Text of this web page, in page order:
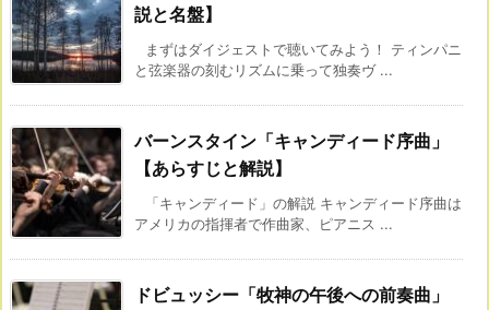
説と名盤】
まずはダイジェストで聴いてみよう！ ティンパニ
と弦楽器の刻むリズムに乗って独奏ヴ ...
バーンスタイン「キャンディード序曲」
【あらすじと解説】
「キャンディード」の解説 キャンディード序曲は
アメリカの指揮者で作曲家、ピアニス ...
ドビュッシー「牧神の午後への前奏曲」